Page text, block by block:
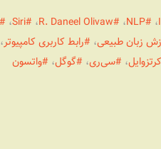
، NLP، R. Daneel Olivaw، Siri،
زبان طبیعی، رابط کاربری کامپیوتر،
، سی‌ری، گوگل، واتسون